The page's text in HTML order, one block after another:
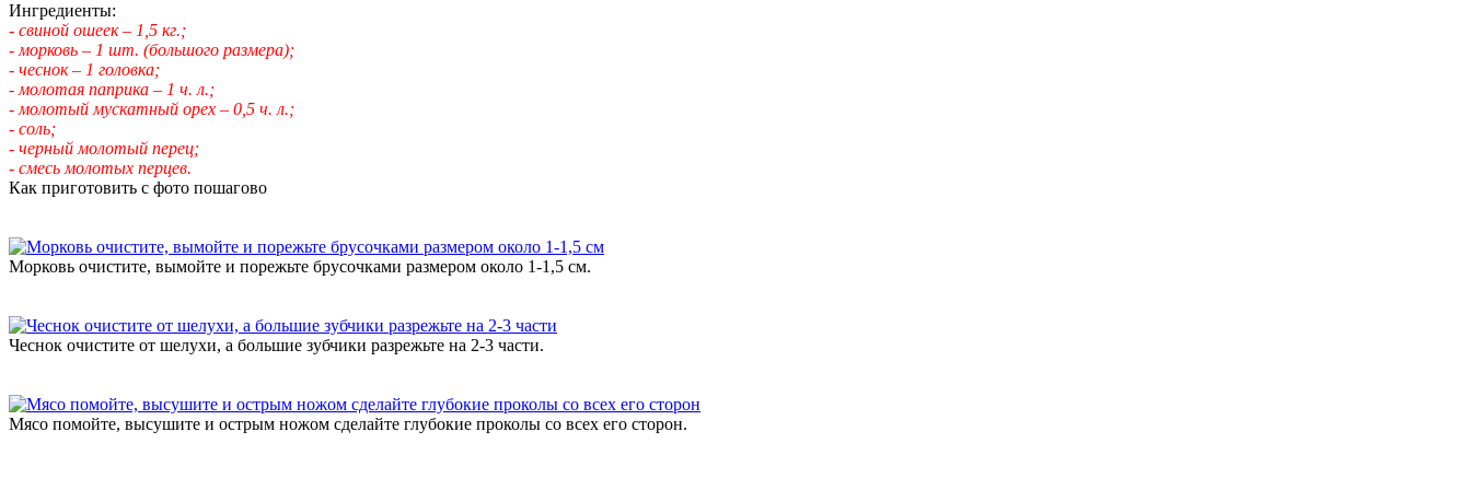
Ингредиенты:
- свиной ошеек – 1,5 кг.;
- морковь – 1 шт. (большого размера);
- чеснок – 1 головка;
- молотая паприка – 1 ч. л.;
- молотый мускатный орех – 0,5 ч. л.;
- соль;
- черный молотый перец;
- смесь молотых перцев.
Как приготовить с фото пошагово
Морковь очистите, вымойте и порежьте брусочками размером около 1-1,5 см.
Чеснок очистите от шелухи, а большие зубчики разрежьте на 2-3 части.
Мясо помойте, высушите и острым ножом сделайте глубокие проколы со всех его сторон.